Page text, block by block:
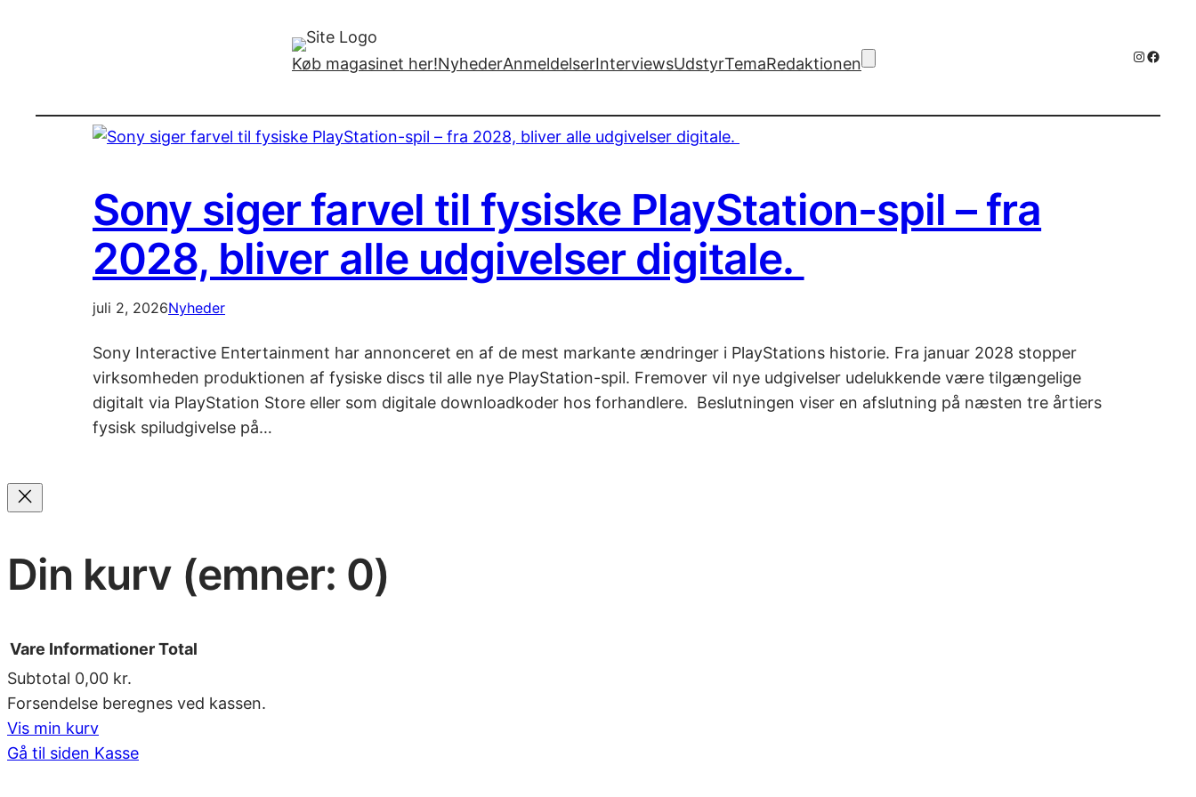
Køb magasinet her!NyhederAnmeldelserInterviewsUdstyrTemaRedaktionen
Sony siger farvel til fysiske PlayStation-spil – fra
2028, bliver alle udgivelser digitale.
juli 2, 2026Nyheder
Sony Interactive Entertainment har annonceret en af de mest markante ændringer i PlayStations historie. Fra januar 2028 stopper
virksomheden produktionen af fysiske discs til alle nye PlayStation-spil. Fremover vil nye udgivelser udelukkende være tilgængelige
digitalt via PlayStation Store eller som digitale downloadkoder hos forhandlere. Beslutningen viser en afslutning på næsten tre årtiers
fysisk spiludgivelse på…
Din kurv (emner: 0)
Varer
i
Vare InformationerTotal
Subtotal 0,00 kr.
Forsendelse beregnes ved kassen.
Vis min kurv
Gå til siden Kasse